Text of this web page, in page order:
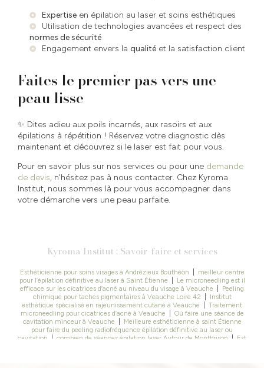
Expertise en épilation au laser et soins esthétiques
Utilisation de technologies avancées et respect des
normes de sécurité
Engagement envers la qualité et la satisfaction client
Faites le premier pas vers une
peau lisse
✨ Dites adieu aux poils incarnés, aux rasoirs et aux
épilations à répétition ! Réservez votre diagnostic dès
maintenant et découvrez si le laser est fait pour vous.
Pour en savoir plus sur nos services ou pour une demande
de devis, n'hésitez pas à nous contacter. Chez Kyroma
Institut, nous sommes là pour vous accompagner dans
votre démarche vers une peau parfaite.
Kyroma Institut : Savoir-faire et services
Esthéticienne pour soins visages à Andrézieux Bouthéon
meilleur centre
pour l’épilation définitive au laser à Saint Étienne
Le microneedling est il
efficace sur les cicatrices d’acné au niveau du visage à Veauche
Peeling
chimique pour taches pigmentaires à Veauche Loire 42
Institut
esthétique spécialisé en rajeunissement cutané à Veauche
Traitement
microneedling pour cicatrices d’acné à Veauche
Où faire une séance de
cavitation minceur à Veauche
Meilleure esthéticienne à saint Étienne
pour faire du peeling radiofréquence épilation définitive au laser ou
cavitation | combien de séances épilation laser Autour de Montbrison | Est